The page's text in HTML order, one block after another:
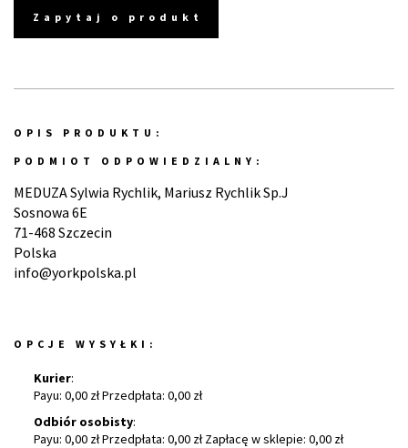
Zapytaj o produkt
OPIS PRODUKTU:
PODMIOT ODPOWIEDZIALNY:
MEDUZA Sylwia Rychlik, Mariusz Rychlik Sp.J
Sosnowa 6E
71-468 Szczecin
Polska
info@yorkpolska.pl
OPCJE WYSYŁKI:
Kurier:
Payu: 0,00 zł Przedpłata: 0,00 zł
Odbiór osobisty:
Payu: 0,00 zł Przedpłata: 0,00 zł Zapłacę w sklepie: 0,00 zł